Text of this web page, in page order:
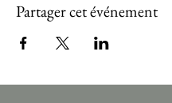
Partager cet événement